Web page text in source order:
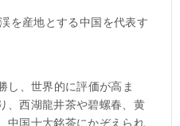
を産地とする中国を代表す
し、世界的に評価が高ま
、西湖龍井茶や碧螺春、黄
中国十大銘茶にかぞえられ